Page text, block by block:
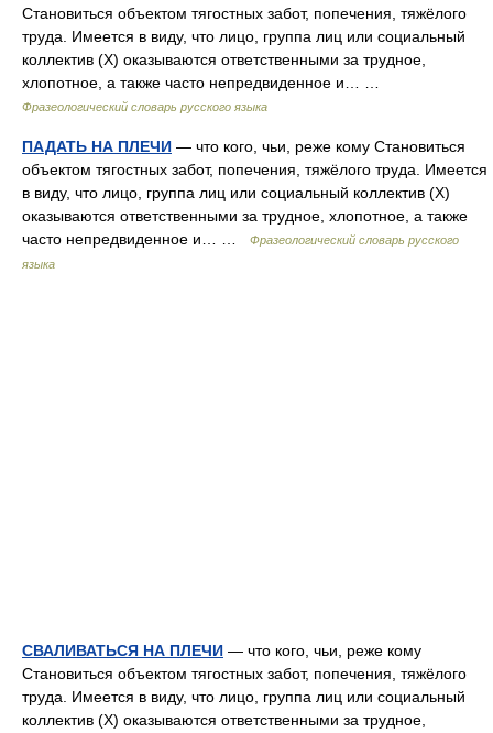
Становиться объектом тягостных забот, попечения, тяжёлого
труда. Имеется в виду, что лицо, группа лиц или социальный
коллектив (Х) оказываются ответственными за трудное,
хлопотное, а также часто непредвиденное и… …
Фразеологический словарь русского языка
ПАДАТЬ НА ПЛЕЧИ — что кого, чьи, реже кому Становиться
объектом тягостных забот, попечения, тяжёлого труда. Имеется
в виду, что лицо, группа лиц или социальный коллектив (Х)
оказываются ответственными за трудное, хлопотное, а также
часто непредвиденное и… …
Фразеологический словарь русского
языка
СВАЛИВАТЬСЯ НА ПЛЕЧИ — что кого, чьи, реже кому
Становиться объектом тягостных забот, попечения, тяжёлого
труда. Имеется в виду, что лицо, группа лиц или социальный
коллектив (Х) оказываются ответственными за трудное,